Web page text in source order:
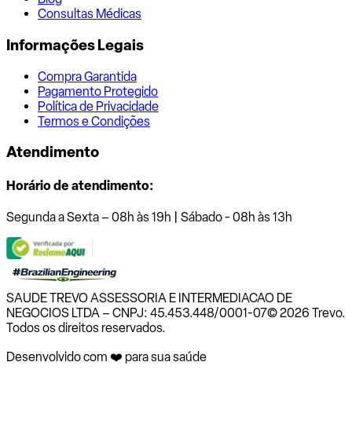
Consultas Médicas
Informações Legais
Compra Garantida
Pagamento Protegido
Política de Privacidade
Termos e Condições
Atendimento
Horário de atendimento:
Segunda a Sexta – 08h às 19h | Sábado - 08h às 13h
SAUDE TREVO ASSESSORIA E INTERMEDIACAO DE
NEGOCIOS LTDA – CNPJ: 45.453.448/0001-07© 2026 Trevo.
Todos os direitos reservados.
Desenvolvido com ❤️ para sua saúde